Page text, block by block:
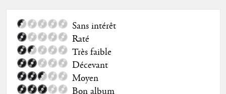
Sans intérêt
Raté
Très faible
Décevant
Moyen
Bon album